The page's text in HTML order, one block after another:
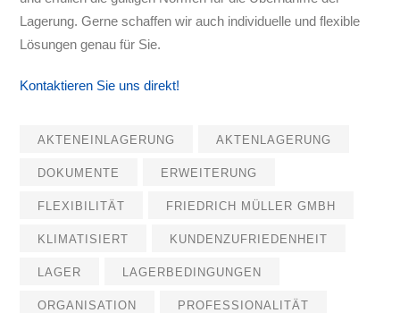
Lagerung. Gerne schaffen wir auch individuelle und flexible
Lösungen genau für Sie.
Kontaktieren Sie uns direkt!
AKTENEINLAGERUNG AKTENLAGERUNG
DOKUMENTE ERWEITERUNG
FLEXIBILITÄT FRIEDRICH MÜLLER GMBH
KLIMATISIERT KUNDENZUFRIEDENHEIT
LAGER LAGERBEDINGUNGEN
ORGANISATION PROFESSIONALITÄT